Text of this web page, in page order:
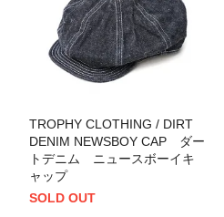
TROPHY CLOTHING / DIRT
DENIM NEWSBOY CAP ダー
トデニム ニュースボーイキ
ャップ
SOLD OUT